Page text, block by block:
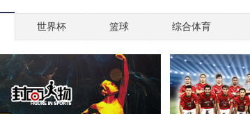
世界杯 篮球 综合体育